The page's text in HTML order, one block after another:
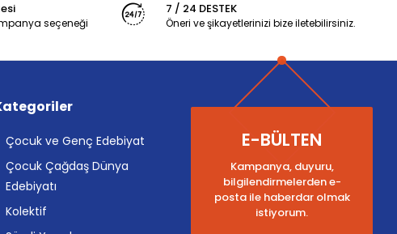
seçeneği
7 / 24 DESTEK
Öneri ve şikayetlerinizi bize iletebilirsiniz.
Çocuk ve Genç Edebiyat
Çocuk Çağdaş Dünya
Edebiyatı
Kolektif
E-BÜLTEN
Kampanya, duyuru,
bilgilendirmelerden e-
posta ile haberdar olmak
istiyorum.